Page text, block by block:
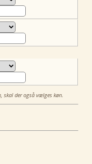
der også vælges køn.